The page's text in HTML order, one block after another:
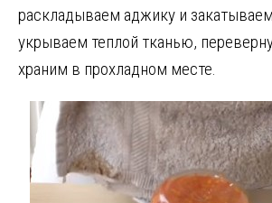
раскладываем аджику и
укрываем теплой тканью,
храним в прохладном месте.